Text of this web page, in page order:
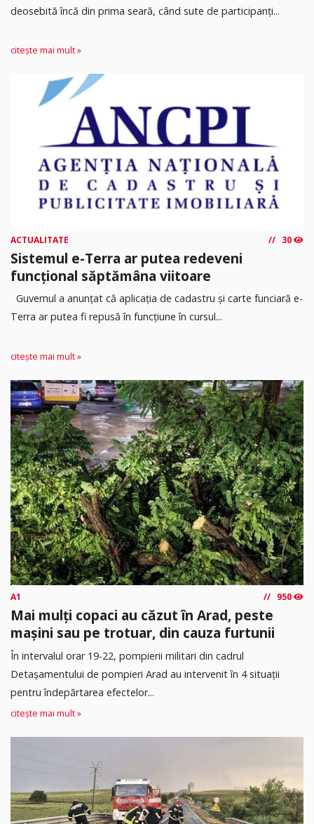
deosebită încă din prima seară, când sute de participanți...
citește mai mult »
ACTUALITATE 30
Sistemul e-Terra ar putea redeveni
funcțional săptămâna viitoare
Guvernul a anunțat că aplicația de cadastru și carte funciară e-
Terra ar putea fi repusă în funcțiune în cursul...
citește mai mult »
A1 950
Mai mulți copaci au căzut în Arad, peste
mașini sau pe trotuar, din cauza furtunii
În intervalul orar 19-22, pompierii militari din cadrul
Detașamentului de pompieri Arad au intervenit în 4 situații
pentru îndepărtarea efectelor...
citește mai mult »